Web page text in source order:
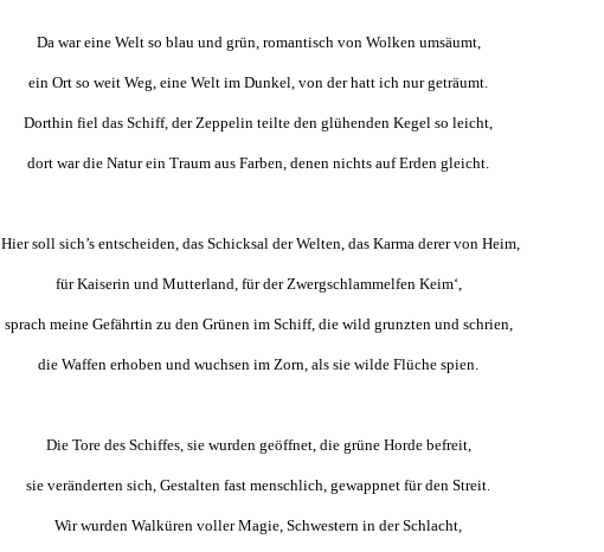
Da war eine Welt so blau und grün, romantisch von Wolken umsäumt,
ein Ort so weit Weg, eine Welt im Dunkel, von der hatt ich nur geträumt.
Dorthin fiel das Schiff, der Zeppelin teilte den glühenden Kegel so leicht,
dort war die Natur ein Traum aus Farben, denen nichts auf Erden gleicht.
‚Hier soll sich’s entscheiden, das Schicksal der Welten, das Karma derer von Heim,
für Kaiserin und Mutterland, für der Zwergschlammelfen Keim‘,
sprach meine Gefährtin zu den Grünen im Schiff, die wild grunzten und schrien,
die Waffen erhoben und wuchsen im Zorn, als sie wilde Flüche spien.
Die Tore des Schiffes, sie wurden geöffnet, die grüne Horde befreit,
sie veränderten sich, Gestalten fast menschlich, gewappnet für den Streit.
Wir wurden Walküren voller Magie, Schwestern in der Schlacht,